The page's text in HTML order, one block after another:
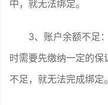
中，就无法绑定。
3、账户余额不足
时需要先缴纳一定的
不足，就无法完成绑定。